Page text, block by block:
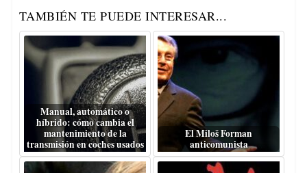
TAMBIÉN TE PUEDE INTERESAR...
Manual, automático o
híbrido: cómo cambia el
mantenimiento de la
transmisión en coches usados
El Miloš Forman
anticomunista